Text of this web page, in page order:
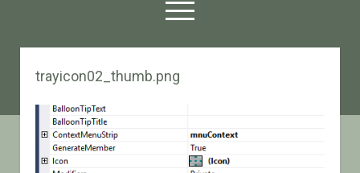
open
menu
twitterfacebook
email-form
Contatto
trayicon02_thumb.png